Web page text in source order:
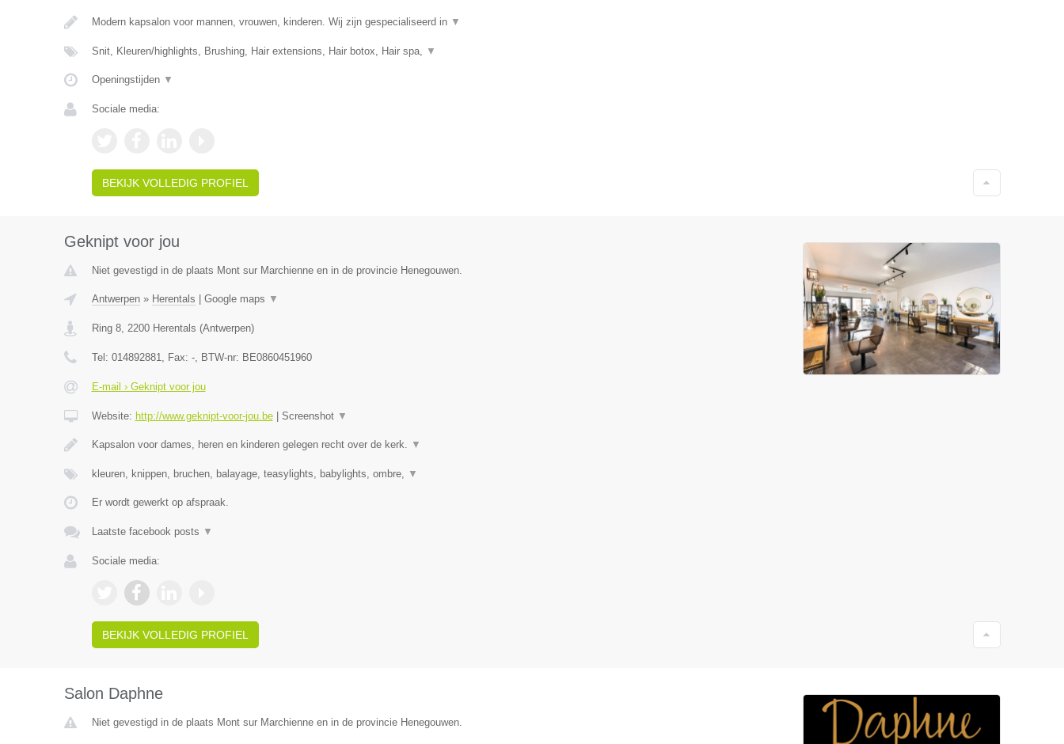
Modern kapsalon voor mannen, vrouwen, kinderen. Wij zijn gespecialiseerd in ▼
Snit, Kleuren/highlights, Brushing, Hair extensions, Hair botox, Hair spa, ▼
Openingstijden ▼
Sociale media:
BEKIJK VOLLEDIG PROFIEL
Geknipt voor jou
Niet gevestigd in de plaats Mont sur Marchienne en in de provincie Henegouwen.
Antwerpen» Herentals Google maps ▼
Ring 8, 2200 Herentals (Antwerpen)
Tel: 014892881, Fax: -, BTW-nr: BE0860451960
E-mail › Geknipt voor jou
Website: http://www.geknipt-voor-jou.be| Screenshot ▼
Kapsalon voor dames, heren en kinderen gelegen recht over de kerk. ▼
kleuren, knippen, bruchen, balayage, teasylights, babylights, ombre, ▼
Er wordt gewerkt op afspraak.
Laatste facebook posts ▼
Sociale media:
BEKIJK VOLLEDIG PROFIEL
Salon Daphne
Niet gevestigd in de plaats Mont sur Marchienne en in de provincie Henegouwen.